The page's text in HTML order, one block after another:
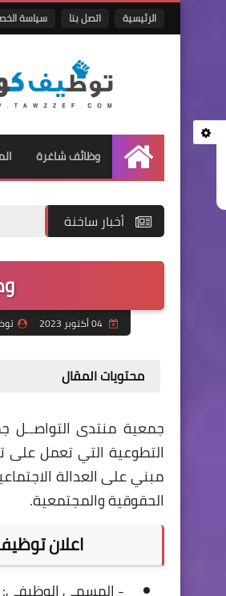
الرئيسية اتصل بنا سياسة
الرئيسية
وظائف شاغرة
أخبار ساخنة
محتويات المقال
التطوعية التي تعمل
مبني على العدالة
الحقوقية والمجتمعية.
اعلان